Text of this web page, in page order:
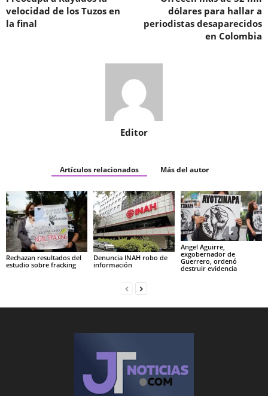
velocidad de los Tuzos en
la final
dólares para hallar a
periodistas desaparecidos
en Colombia
Editor
Artículos relacionados Más del autor
Rechazan resultados del
estudio sobre fracking
Denuncia INAH robo de
información
Angel Aguirre,
exgobernador de
Guerrero, ordenó
destruir evidencia